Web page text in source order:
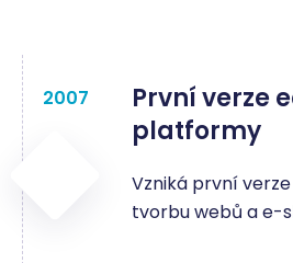
2007
První verze
platformy
Vzniká první
tvorbu webů a e-